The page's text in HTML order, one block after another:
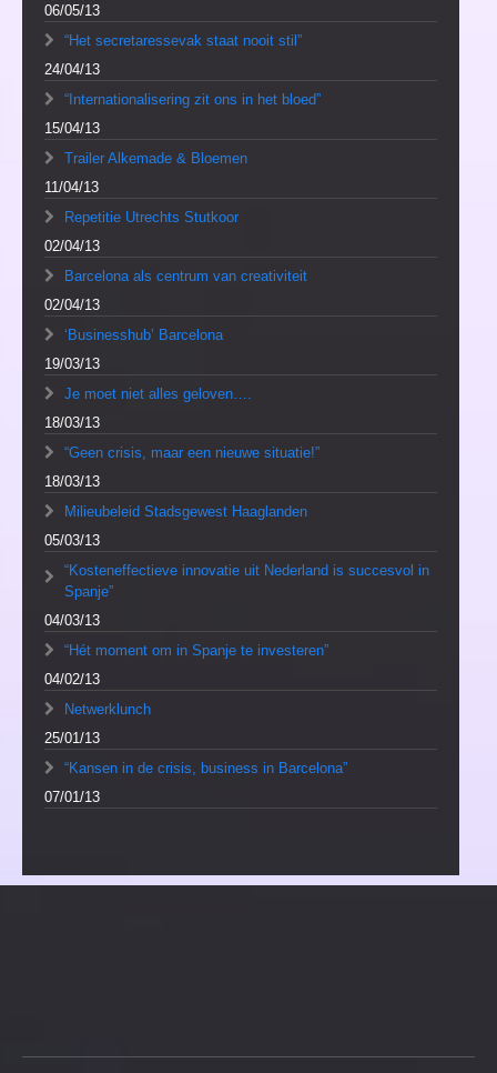
06/05/13
“Het secretaressevak staat nooit stil”
24/04/13
“Internationalisering zit ons in het bloed”
15/04/13
Trailer Alkemade & Bloemen
11/04/13
Repetitie Utrechts Stutkoor
02/04/13
Barcelona als centrum van creativiteit
02/04/13
‘Businesshub’ Barcelona
19/03/13
Je moet niet alles geloven….
18/03/13
“Geen crisis, maar een nieuwe situatie!”
18/03/13
Milieubeleid Stadsgewest Haaglanden
05/03/13
“Kosteneffectieve innovatie uit Nederland is succesvol in
Spanje”
04/03/13
“Hét moment om in Spanje te investeren”
04/02/13
Netwerklunch
25/01/13
“Kansen in de crisis, business in Barcelona”
07/01/13